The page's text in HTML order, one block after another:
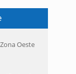
Zona Oeste